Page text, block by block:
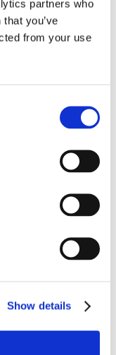
partners who
you’ve
from your use
Show details
legale e
2026 della
per tornare